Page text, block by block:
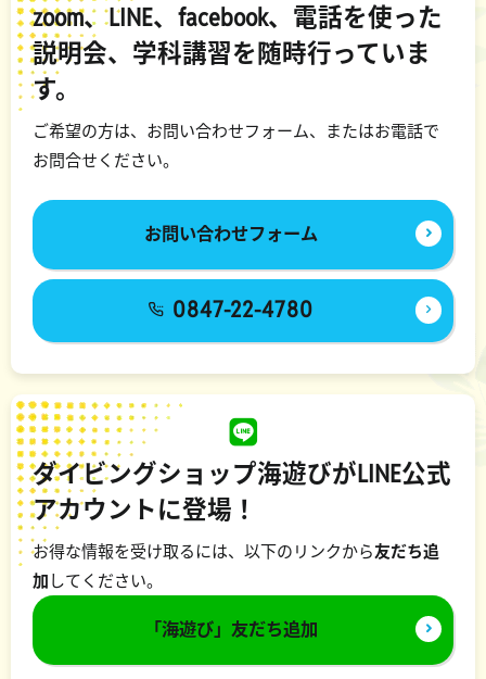
zoom、LINE、facebook、電話を使った
説明会、学科講習を随時行っていま
す。
ご希望の方は、お問い合わせフォーム、またはお電話で
お問合せください。
お問い合わせフォーム
0847-22-4780
ダイビングショップ海遊びがLINE公式
アカウントに登場！
お得な情報を受け取るには、以下のリンクから友だち追
加 してください。
「海遊び」友だち追加